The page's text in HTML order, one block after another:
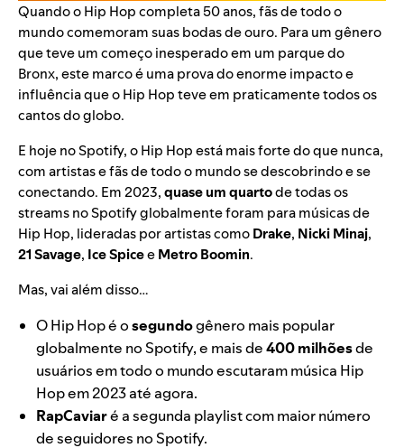
Quando oHip Hop completa 50 anos, fãs de todo o
mundocomemoram suas bodas de ouro. Para um gênero
que teve um começo inesperado em um parque do
Bronx, este marco é uma prova do enorme impacto e
influência que o Hip Hop teve em praticamente todos os
cantos do globo.
E hoje no Spotify, o Hip Hop está mais forte do que nunca,
com artistas e fãs de todo o mundo se descobrindo e se
conectando. Em 2023,quase um quartode todas os
streams no Spotify globalmente foram para músicas de
Hip Hop, lideradas por artistas comoDrake, Nicki Minaj,
21 Savage, Ice SpiceeMetro Boomin.
Mas, vai além disso…
O Hip Hop é osegundogênero mais popular
globalmente no Spotify, e mais de400 milhõesde
usuários em todo o mundo escutaram música Hip
Hop em 2023 até agora.
RapCaviaré a segunda playlist com maior número
de seguidores no Spotify.